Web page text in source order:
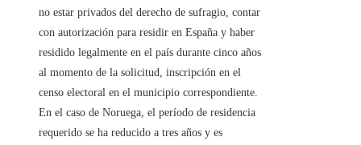
no estar privados del derecho de sufragio, contar
con autorización para residir en España y haber
residido legalmente en el país durante cinco años
al momento de la solicitud, inscripción en el
censo electoral en el municipio correspondiente.
En el caso de Noruega, el período de residencia
requerido se ha reducido a tres años y es